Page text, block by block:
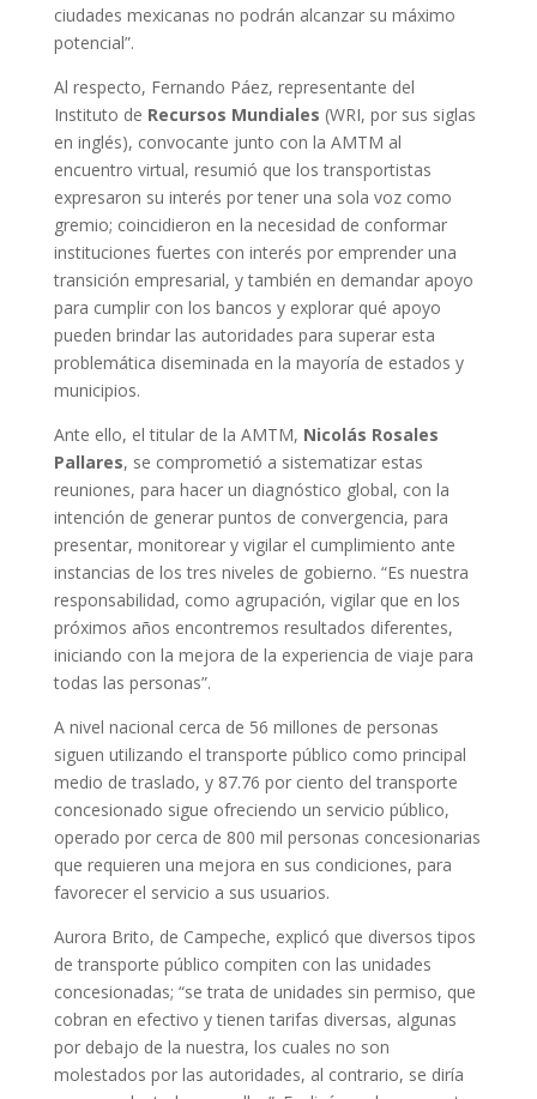
ciudades mexicanas no podrán alcanzar su máximo
potencial”.
Al respecto, Fernando Páez, representante del
Instituto de Recursos Mundiales (WRI, por sus siglas
en inglés), convocante junto con la AMTM al
encuentro virtual, resumió que los transportistas
expresaron su interés por tener una sola voz como
gremio; coincidieron en la necesidad de conformar
instituciones fuertes con interés por emprender una
transición empresarial, y también en demandar apoyo
para cumplir con los bancos y explorar qué apoyo
pueden brindar las autoridades para superar esta
problemática diseminada en la mayoría de estados y
municipios.
Ante ello, el titular de la AMTM, Nicolás Rosales
Pallares, se comprometió a sistematizar estas
reuniones, para hacer un diagnóstico global, con la
intención de generar puntos de convergencia, para
presentar, monitorear y vigilar el cumplimiento ante
instancias de los tres niveles de gobierno. “Es nuestra
responsabilidad, como agrupación, vigilar que en los
próximos años encontremos resultados diferentes,
iniciando con la mejora de la experiencia de viaje para
todas las personas”.
A nivel nacional cerca de 56 millones de personas
siguen utilizando el transporte público como principal
medio de traslado, y 87.76 por ciento del transporte
concesionado sigue ofreciendo un servicio público,
operado por cerca de 800 mil personas concesionarias
que requieren una mejora en sus condiciones, para
favorecer el servicio a sus usuarios.
Aurora Brito, de Campeche, explicó que diversos tipos
de transporte público compiten con las unidades
concesionadas; “se trata de unidades sin permiso, que
cobran en efectivo y tienen tarifas diversas, algunas
por debajo de la nuestra, los cuales no son
molestados por las autoridades, al contrario, se diría